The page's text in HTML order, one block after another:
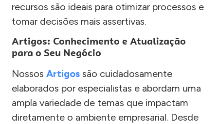
recursos são ideais para otimizar processos e
tomar decisões mais assertivas.
Artigos: Conhecimento e Atualização
para o Seu Negócio
Nossos Artigos são cuidadosamente
elaborados por especialistas e abordam uma
ampla variedade de temas que impactam
diretamente o ambiente empresarial. Desde